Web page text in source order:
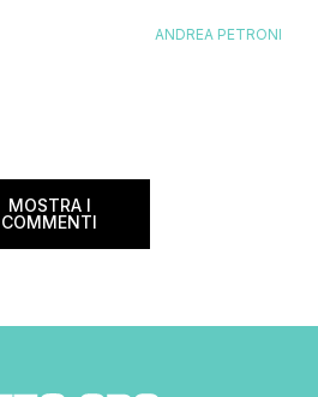
CopenPay ed è
ANDREA PETRONI
MOSTRA I
COMMENTI